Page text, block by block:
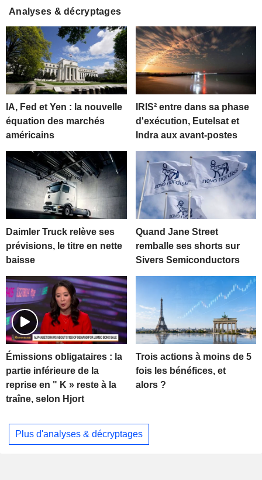
Analyses & décryptages
IA, Fed et Yen : la nouvelle
équation des marchés
américains
IRIS² entre dans sa phase
d'exécution, Eutelsat et
Indra aux avant-postes
Daimler Truck relève ses
prévisions, le titre en nette
baisse
Quand Jane Street
remballe ses shorts sur
Sivers Semiconductors
Émissions obligataires : la
partie inférieure de la
reprise en " K » reste à la
traîne, selon Hjort
Trois actions à moins de 5
fois les bénéfices, et
alors ?
Plus d'analyses & décryptages